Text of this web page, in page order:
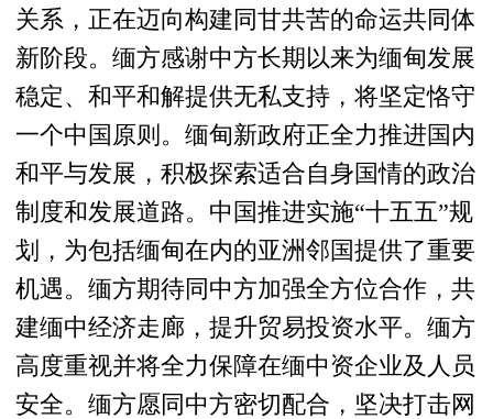
关系，正在迈向构建同甘共苦的命运共同体
新阶段。缅方感谢中方长期以来为缅甸发展
稳定、和平和解提供无私支持，将坚定恪守
一个中国原则。缅甸新政府正全力推进国内
和平与发展，积极探索适合自身国情的政治
制度和发展道路。中国推进实施“十五五”规
划，为包括缅甸在内的亚洲邻国提供了重要
机遇。缅方期待同中方加强全方位合作，共
建缅中经济走廊，提升贸易投资水平。缅方
高度重视并将全力保障在缅中资企业及人员
安全。缅方愿同中方密切配合，坚决打击网